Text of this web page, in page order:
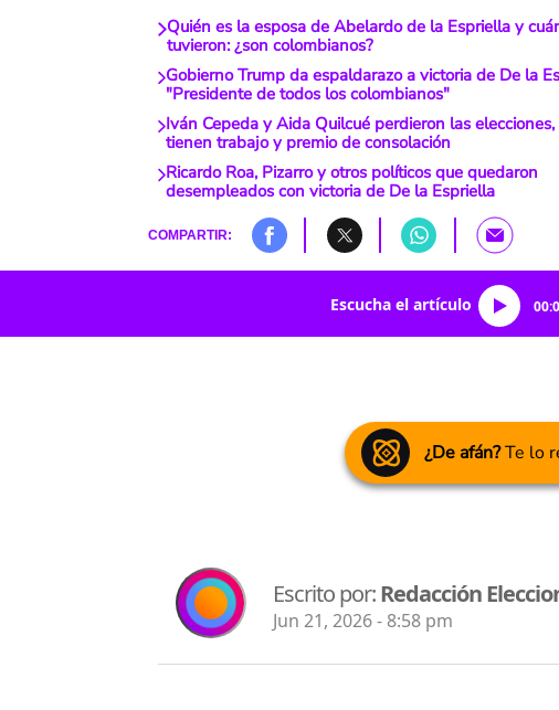
Quién es la esposa de Abelardo de la Espriella y
tuvieron: ¿son colombianos?
Gobierno Trump da espaldarazo a victoria de De la
"Presidente de todos los colombianos"
Iván Cepeda y Aida Quilcué perdieron las
tienen trabajo y premio de consolación
Ricardo Roa, Pizarro y otros políticos que quedaron
desempleados con victoria de De la Espriella
COMPARTIR:
Escucha el artículo
¿De afán?Te lo
Escrito por:Redacción
Jun 21, 2026 - 8:58 pm